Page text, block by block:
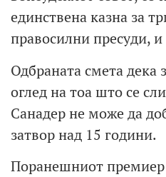
единствена казна за
правосилни пресуди,
Одбраната смета дека
оглед на тоа што се
Санадер не може да
затвор над 15 години.
Поранешниот премиер